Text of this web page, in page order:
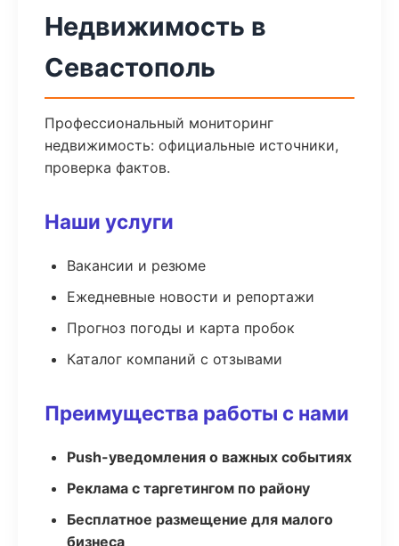
Недвижимость в
Севастополь
Профессиональный мониторинг
недвижимость: официальные источники,
проверка фактов.
Наши услуги
Вакансии и резюме
Ежедневные новости и репортажи
Прогноз погоды и карта пробок
Каталог компаний с отзывами
Преимущества работы с нами
Push-уведомления о важных событиях
Реклама с таргетингом по району
Бесплатное размещение для малого
бизнеса